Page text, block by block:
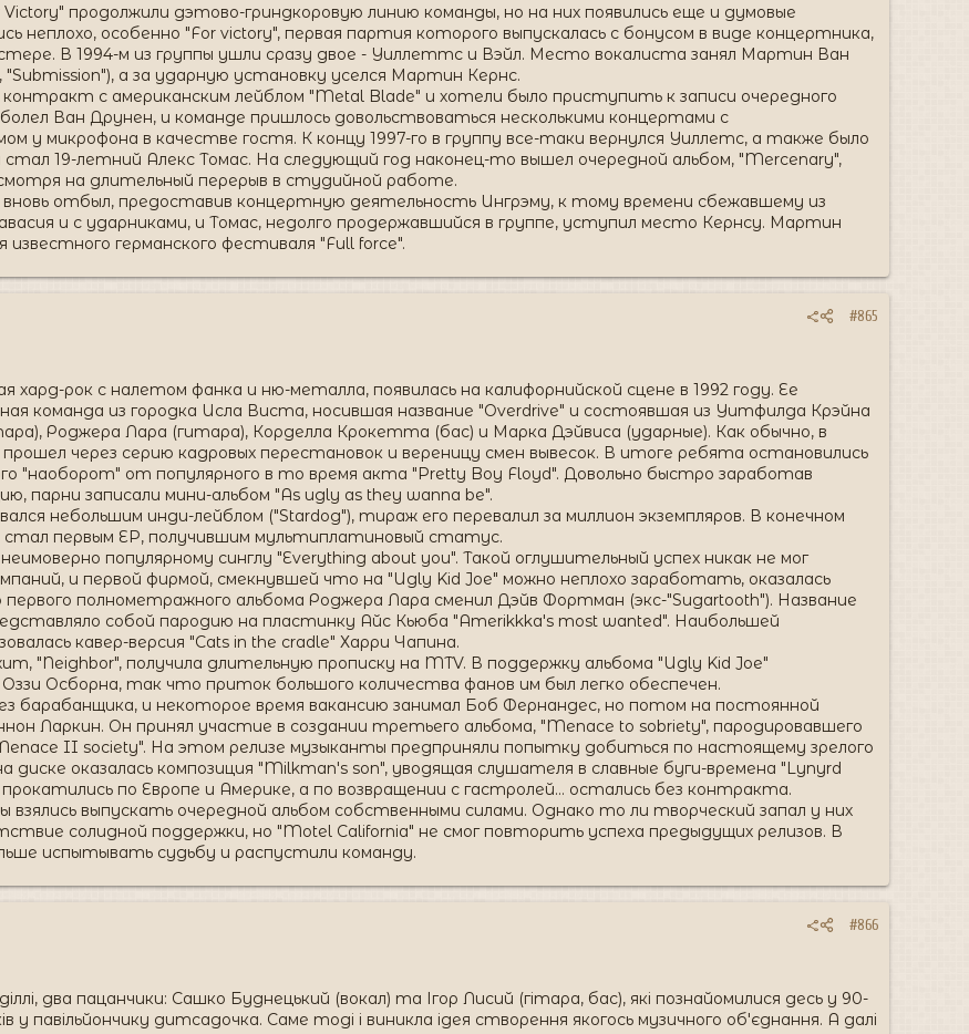
Victory" продолжили дэтово-гриндкоровую линию команды, но на них появились еще и думовые
неплохо, особенно "For victory", первая партия которого выпускалась с бонусом в виде концертника,
В 1994-м из группы ушли сразу двое - Уиллеттс и Вэйл. Место вокалиста занял Мартин Ван
"Submission"), а за ударную установку уселся Мартин Кернс.
контракт с американским лейблом "Metal Blade" и хотели было приступить к записи очередного
Ван Друнен, и команде пришлось довольствоваться несколькими концертами с
у микрофона в качестве гостя. К концу 1997-го в группу все-таки вернулся Уиллетс, а также было
стал 19-летний Алекс Томас. На следующий год наконец-то вышел очередной альбом, "Mercenary",
на длительный перерыв в студийной работе.
отбыл, предоставив концертную деятельность Ингрэму, к тому времени сбежавшему из
и с ударниками, и Томас, недолго продержавшийся в группе, уступил место Кернсу. Мартин
известного германского фестиваля "Full force".
#865
хард-рок с налетом фанка и ню-металла, появилась на калифорнийской сцене в 1992 году. Ее
команда из городка Исла Виста, носившая название "Overdrive" и состоявшая из Уитфилда Крэйна
Роджера Лара (гитара), Корделла Крокетта (бас) и Марка Дэйвиса (ударные). Как обычно, в
через серию кадровых перестановок и вереницу смен вывесок. В итоге ребята остановились
"наоборот" от популярного в то время акта "Pretty Boy Floyd". Довольно быстро заработав
парни записали мини-альбом "As ugly as they wanna be".
небольшим инди-лейблом ("Stardog"), тираж его перевалил за миллион экземпляров. В конечном
стал первым EP, получившим мультиплатиновый статус.
популярному синглу "Everything about you". Такой оглушительный успех никак не мог
и первой фирмой, смекнувшей что на "Ugly Kid Joe" можно неплохо заработать, оказалась
полнометражного альбома Роджера Лара сменил Дэйв Фортман (экс-"Sugartooth"). Название
собой пародию на пластинку Айс Кьюба "Amerikkka's most wanted". Наибольшей
кавер-версия "Cats in the cradle" Харри Чапина.
"Neighbor", получила длительную прописку на MTV. В поддержку альбома "Ugly Kid Joe"
Осборна, так что приток большого количества фанов им был легко обеспечен.
барабанщика, и некоторое время вакансию занимал Боб Фернандес, но потом на постоянной
Ларкин. Он принял участие в создании третьего альбома, "Menace to sobriety", пародировавшего
II society". На этом релизе музыканты предприняли попытку добиться по настоящему зрелого
диске оказалась композиция "Milkman's son", уводящая слушателя в славные буги-времена "Lynyrd
прокатились по Европе и Америке, а по возвращении с гастролей… остались без контракта.
взялись выпускать очередной альбом собственными силами. Однако то ли творческий запал у них
солидной поддержки, но "Motel California" не смог повторить успеха предыдущих релизов. В
испытывать судьбу и распустили команду.
#866
два пацанчики: Сашко Буднецький (вокал) та Ігор Лисий (гітара, бас), які познайомилися десь у 90-
у павільйончику дитсадочка. Саме тоді і виникла ідея створення якогось музичного об'єднання. А далі